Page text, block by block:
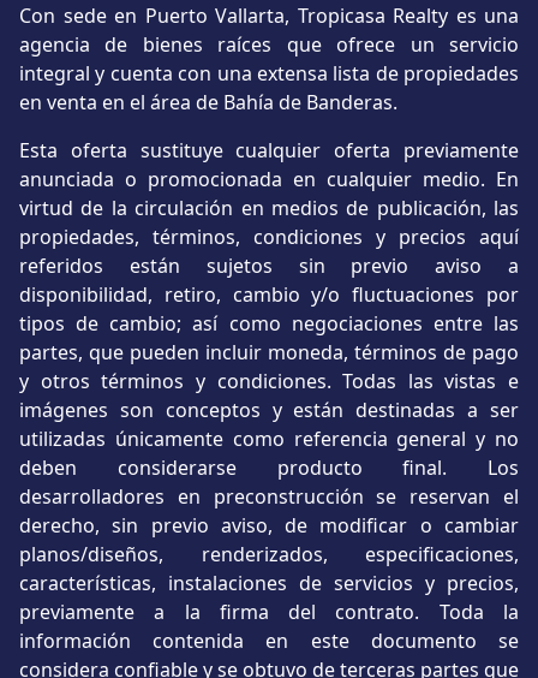
Con sede en Puerto Vallarta, Tropicasa Realty es una
agencia de bienes raíces que ofrece un servicio
integral y cuenta con una extensa lista de propiedades
en venta en el área de Bahía de Banderas.
Esta oferta sustituye cualquier oferta previamente
anunciada o promocionada en cualquier medio. En
virtud de la circulación en medios de publicación, las
propiedades, términos, condiciones y precios aquí
referidos están sujetos sin previo aviso a
disponibilidad, retiro, cambio y/o fluctuaciones por
tipos de cambio; así como negociaciones entre las
partes, que pueden incluir moneda, términos de pago
y otros términos y condiciones. Todas las vistas e
imágenes son conceptos y están destinadas a ser
utilizadas únicamente como referencia general y no
deben considerarse producto final. Los
desarrolladores en preconstrucción se reservan el
derecho, sin previo aviso, de modificar o cambiar
planos/diseños, renderizados, especificaciones,
características, instalaciones de servicios y precios,
previamente a la firma del contrato. Toda la
información contenida en este documento se
considera confiable y se obtuvo de terceras partes que